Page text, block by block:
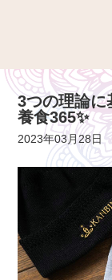
3つの理論
養食365✨
2023年03月28日